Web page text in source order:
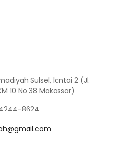
Sulsel, lantai 2 (Jl.
10 No 38 Makassar)
8624